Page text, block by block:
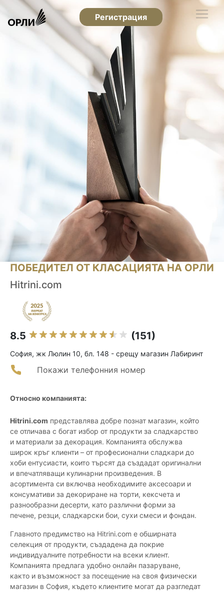
Регистрация
ПОБЕДИТЕЛ ОТ КЛАСАЦИЯТА НА ОРЛИ
Hitrini.com
8.5 (151)
София, жк Люлин 10, бл. 148 - срещу магазин Лабиринт
Покажи телефонния номер
Относно компанията:
Hitrini.com представлява добре познат магазин, който
се отличава с богат избор от продукти за сладкарство
и материали за декорация. Компанията обслужва
широк кръг клиенти – от професионални сладкари до
хоби ентусиасти, които търсят да създадат оригинални
и впечатляващи кулинарни произведения. В
асортимента си включва необходимите аксесоари и
консумативи за декориране на торти, кексчета и
разнообразни десерти, като различни форми за
печене, резци, сладкарски бои, сухи смеси и фондан.
Главното предимство на Hitrini.com е обширната
селекция от продукти, създадена да покрие
индивидуалните потребности на всеки клиент.
Компанията предлага удобно онлайн пазаруване,
както и възможност за посещение на своя физически
магазин в София, където клиентите могат да разгледат